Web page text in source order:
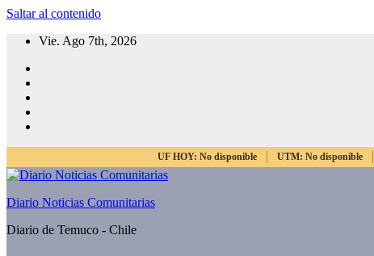
Saltar al contenido
Vie. Ago 7th, 2026
UF HOY: No disponible UTM: No disponible
Diario Noticias Comunitarias
Diario de Temuco - Chile